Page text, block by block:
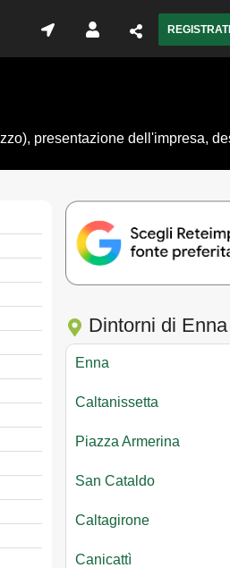
presentazione dell'impresa,
Dintorni di Enna
Enna
Caltanissetta
Piazza Armerina
San Cataldo
Caltagirone
Canicattì